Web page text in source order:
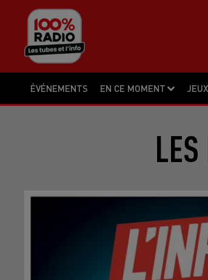
ÉVÉNEMENTS EN CE MOMENT JEUX